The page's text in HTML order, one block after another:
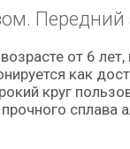
Передний
как
круг
сплава